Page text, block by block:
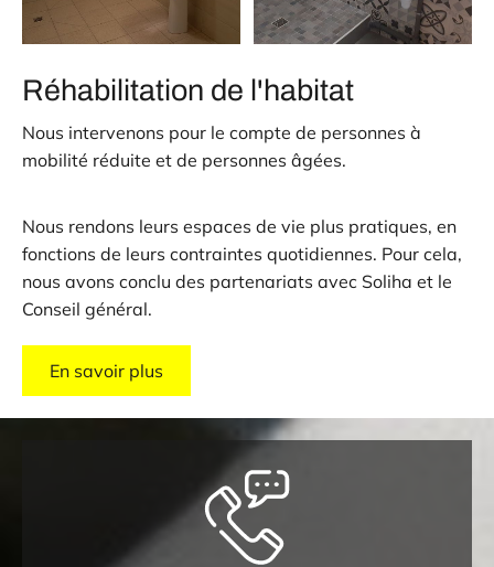
Réhabilitation de l'habitat
Nous intervenons pour le compte de personnes à
mobilité réduite et de personnes âgées.
Nous rendons leurs espaces de vie plus pratiques, en
fonctions de leurs contraintes quotidiennes. Pour cela,
nous avons conclu des partenariats avec Soliha et le
Conseil général.
En savoir plus